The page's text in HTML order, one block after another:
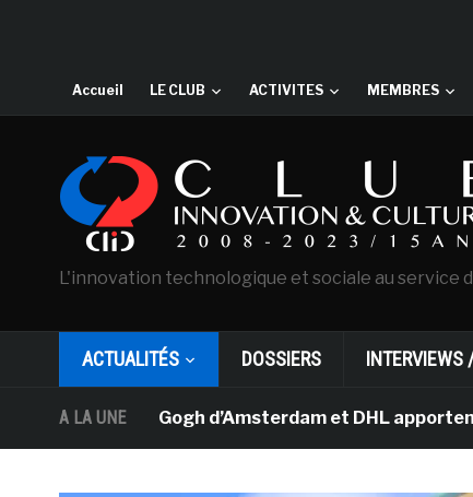
Accueil LE CLUB ACTIVITES MEMBRES
L'innovation technologique et sociale au service
ACTUALITÉS DOSSIERS INTERVIEWS
A LA UNE
Van Gogh d’Amsterdam et DHL apportent l’art